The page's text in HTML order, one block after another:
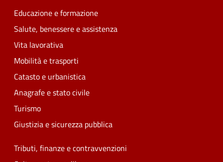
Educazione e formazione
Salute, benessere e assistenza
Vita lavorativa
Mobilità e trasporti
Catasto e urbanistica
Anagrafe e stato civile
Turismo
Giustizia e sicurezza pubblica
Tributi, finanze e contravvenzioni